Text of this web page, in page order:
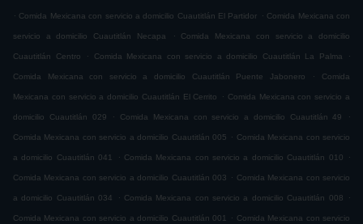
. Comida Mexicana con servicio a domicilio Cuautitlán El Partidor . Comida Mexicana con
servicio a domicilio Cuautitlán Necapa . Comida Mexicana con servicio a domicilio
Cuautitlán Centro . Comida Mexicana con servicio a domicilio Cuautitlán La Palma .
Comida Mexicana con servicio a domicilio Cuautitlán Puente Jabonero . Comida
Mexicana con servicio a domicilio Cuautitlán El Cerrito . Comida Mexicana con servicio a
domicilio Cuautitlán 029 . Comida Mexicana con servicio a domicilio Cuautitlán 49 .
Comida Mexicana con servicio a domicilio Cuautitlán 005 . Comida Mexicana con servicio
a domicilio Cuautitlán 041 . Comida Mexicana con servicio a domicilio Cuautitlán 010 .
Comida Mexicana con servicio a domicilio Cuautitlán 003 . Comida Mexicana con servicio
a domicilio Cuautitlán 034 . Comida Mexicana con servicio a domicilio Cuautitlán 008 .
Comida Mexicana con servicio a domicilio Cuautitlán 001 . Comida Mexicana con servicio